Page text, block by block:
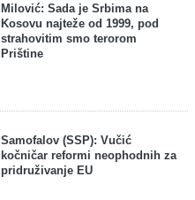
Milović: Sada je Srbima na
Kosovu najteže od 1999, pod
strahovitim smo terorom
Prištine
Samofalov (SSP): Vučić
kočničar reformi neophodnih za
pridruživanje EU